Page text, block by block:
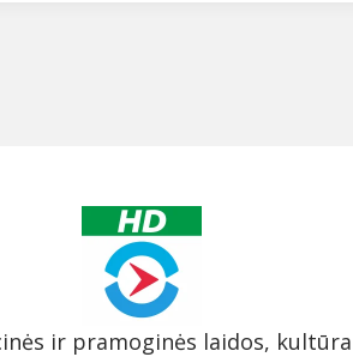
ir pramoginės laidos,